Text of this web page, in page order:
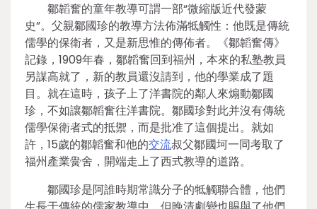
鄒韜奮的童年教導可謂一部“微縮版近代發蒙
史”。父親鄒國珍的教導方法佈滿牴觸性：他既是傳統
儒學的保衛者，又是新思惟的傳佈者。《鄒韜奮傳》
記錄，1909年春，鄒韜奮回到福州，本來的私塾教員
另謀高就了，新的教員還沒請到，他的學業成了題
目。就在這時，孩子上了洋書院的鄰人來煽動鄒國
珍，不如讓鄒韜奮往洋書院。鄒國珍對此并沒有傳統
儒學保衛者式的抵禦，而是批准了這個提出。就如
許，15歲的鄒韜奮和他的交流叔父鄒國坷一同考取了
福州產業黌舍，開端走上了西式教導的道路。
鄒國珍是阿誰時期常識分子的牴觸聯合體，他們